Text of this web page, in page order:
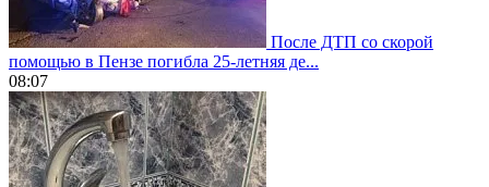
После ДТП со скорой
помощью в Пензе погибла 25-летняя де...
08:07